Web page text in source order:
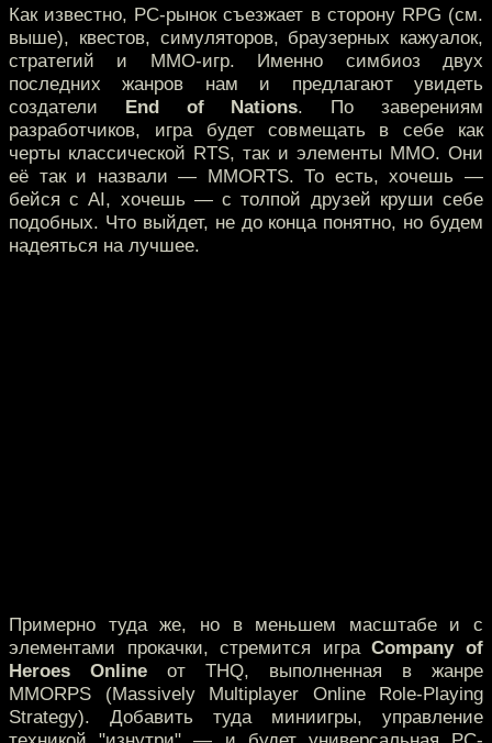
Как известно, PC-рынок съезжает в сторону RPG (см.
выше), квестов, симуляторов, браузерных кажуалок,
стратегий и MMO-игр. Именно симбиоз двух
последних жанров нам и предлагают увидеть
создатели End of Nations. По заверениям
разработчиков, игра будет совмещать в себе как
черты классической RTS, так и элементы MMO. Они
её так и назвали — MMORTS. То есть, хочешь —
бейся с AI, хочешь — с толпой друзей круши себе
подобных. Что выйдет, не до конца понятно, но будем
надеяться на лучшее.
Примерно туда же, но в меньшем масштабе и с
элементами прокачки, стремится играCompany of
Heroes Online от THQ, выполненная в жанре
MMORPS (Massively Multiplayer Online Role-Playing
Strategy). Добавить туда миниигры, управление